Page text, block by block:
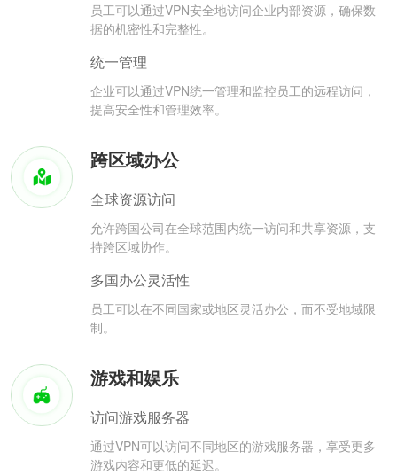
员工可以通过VPN安全地访问企业内部资源，确保数
据的机密性和完整性。
统一管理
企业可以通过VPN统一管理和监控员工的远程访问，
提高安全性和管理效率。
跨区域办公
全球资源访问
允许跨国公司在全球范围内统一访问和共享资源，支
持跨区域协作。
多国办公灵活性
员工可以在不同国家或地区灵活办公，而不受地域限
制。
游戏和娱乐
访问游戏服务器
通过VPN可以访问不同地区的游戏服务器，享受更多
游戏内容和更低的延迟。